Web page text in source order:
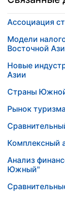
Ассоциация
Модели
Восточной
Новые
Азии
Страны
Рынок
Комплексный
Анализ
Южный"